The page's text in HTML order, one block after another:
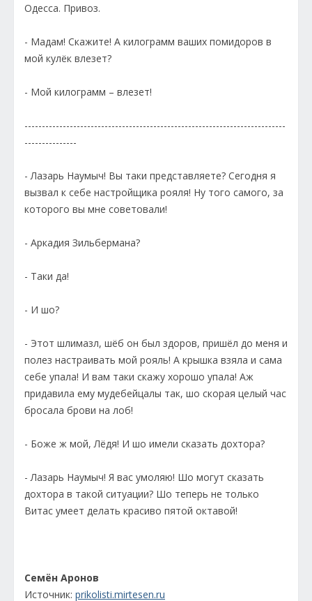
Одесса. Привоз.
- Мадам! Скажите! А килограмм ваших помидоров в
мой кулёк влезет?
- Мой килограмм – влезет!
---------------------------------------------------------------------------
---------------
- Лазарь Наумыч! Вы таки представляете? Сегодня я
вызвал к себе настройщика рояля! Ну того самого, за
которого вы мне советовали!
- Аркадия Зильбермана?
- Таки да!
- И шо?
- Этот шлимазл, шёб он был здоров, пришёл до меня и
полез настраивать мой рояль! А крышка взяла и сама
себе упала! И вам таки скажу хорошо упала! Аж
придавила ему мудебейцалы так, шо скорая целый час
бросала брови на лоб!
- Боже ж мой, Лёдя! И шо имели сказать дохтора?
- Лазарь Наумыч! Я вас умоляю! Шо могут сказать
дохтора в такой ситуации? Шо теперь не только
Витас умеет делать красиво пятой октавой!
Семён Аронов
Источник: prikolisti.mirtesen.ru